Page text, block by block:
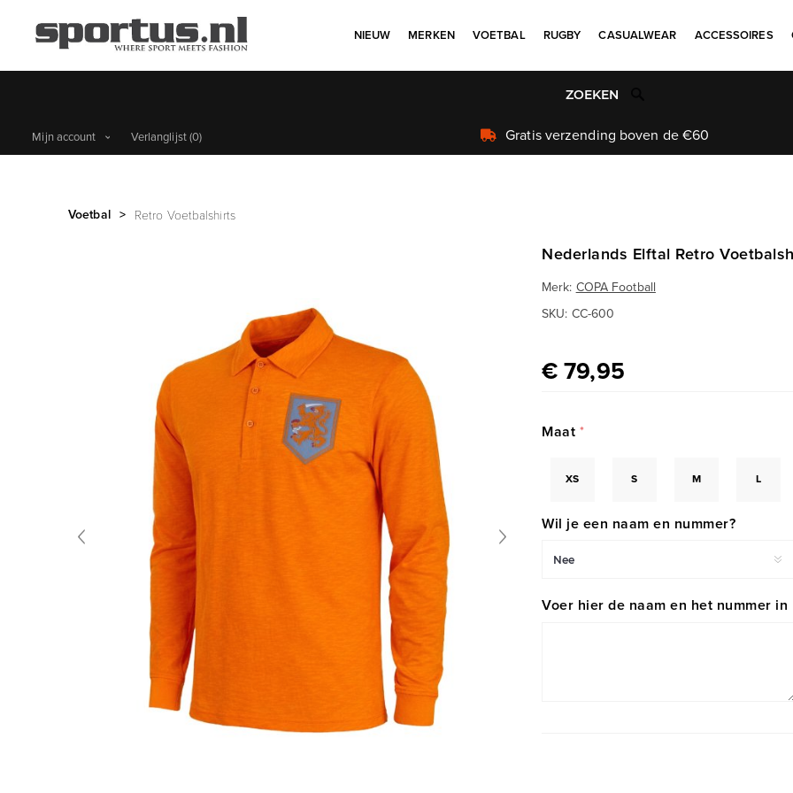
NIEUW MERKEN VOETBAL RUGBY CASUALWEAR ACCESSOIRES
Uniek aanbod
Mijn account Verlanglijst(0)
Voetbal > Retro Voetbalshirts
Nederlands Elftal Retro
Merk: COPA Football
SKU: CC-600
€ 79,95
Maat *
XS S M L
Wil je een naam en nummer?
Voer hier de naam en het nummer in